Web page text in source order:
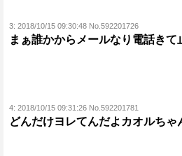
3: 2018/10/15 09:30:48 No.592201726
まぁ誰かからメールなり電話き
4: 2018/10/15 09:31:26 No.592201781
どんだけヨレてんだよカオルち